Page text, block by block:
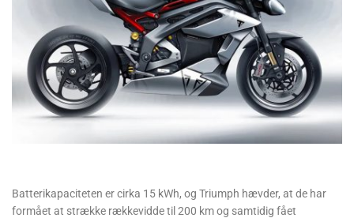
Batterikapaciteten er cirka 15 kWh, og Triumph hævder, at de har
formået at strække rækkevidde til 200 km og samtidig fået